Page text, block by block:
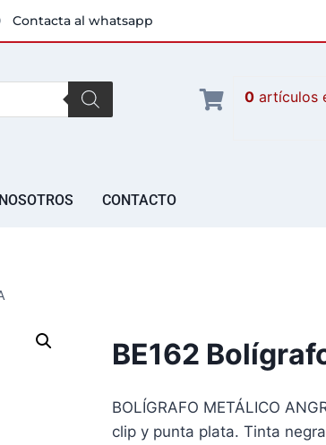
Contacta al whatsapp
0 artículos
NOSOTROS CONTACTO
BE162
BOLÍGRAFO METÁLICO
clip y punta plata. Tinta